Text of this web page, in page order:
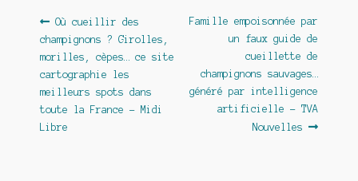
Navigation
de
l’article
Article
précédent :
Où cueillir des
champignons ? Girolles,
morilles, cèpes… ce site
cartographie les
meilleurs spots dans
toute la France – Midi
Libre
Article
suivant :
Famille empoisonnée par
un faux guide de
cueillette de
champignons sauvages…
généré par intelligence
artificielle – TVA
Nouvelles